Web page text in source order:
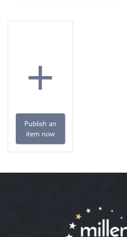
+
Publish an
item now